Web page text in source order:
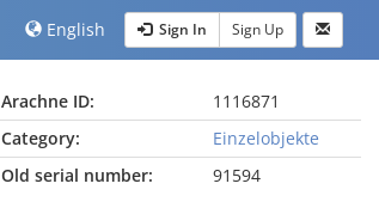
English Sign In Sign Up
Arachne ID:
1116871
Category:
Einzelobjekte
Old serial number:
91594